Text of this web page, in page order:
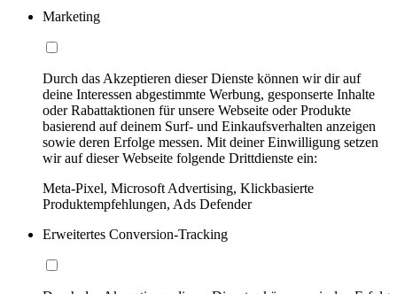
Marketing
Durch das Akzeptieren dieser Dienste können wir dir auf
deine Interessen abgestimmte Werbung, gesponserte Inhalte
oder Rabattaktionen für unsere Webseite oder Produkte
basierend auf deinem Surf- und Einkaufsverhalten anzeigen
sowie deren Erfolge messen. Mit deiner Einwilligung setzen
wir auf dieser Webseite folgende Drittdienste ein:
Meta-Pixel, Microsoft Advertising, Klickbasierte
Produktempfehlungen, Ads Defender
Erweitertes Conversion-Tracking